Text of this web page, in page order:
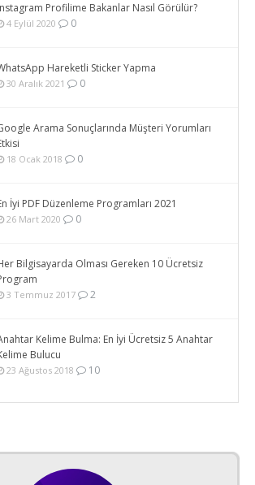
Profilime Bakanlar Nasıl Görülür?
4 Eylül 2020 0
Hareketli Sticker Yapma
30 Aralık 2021 0
Arama Sonuçlarında Müşteri Yorumları
18 Ocak 2018 0
İyi PDF Düzenleme Programları 2021
26 Mart 2020 0
Bilgisayarda Olması Gereken 10 Ücretsiz
3 Temmuz 2017 2
Kelime Bulma: En İyi Ücretsiz 5 Anahtar
Bulucu
23 Ağustos 2018 10